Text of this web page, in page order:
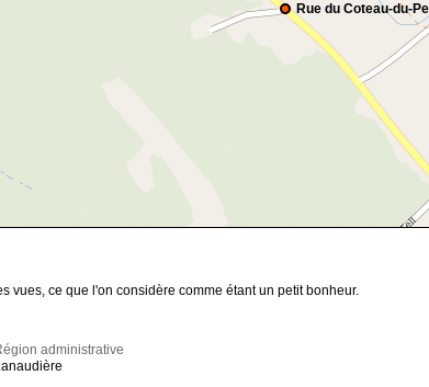
Rue du Coteau-du-
vues, ce que l'on considère comme étant un petit bonheur.
administrative